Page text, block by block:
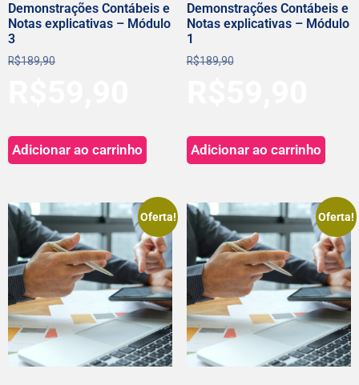
Demonstrações Contábeis e
Notas explicativas – Módulo
3
R$189,90
Adicionar ao carrinho
Demonstrações Contábeis e
Notas explicativas – Módulo
1
R$189,90
Adicionar ao carrinho
Oferta! Oferta!